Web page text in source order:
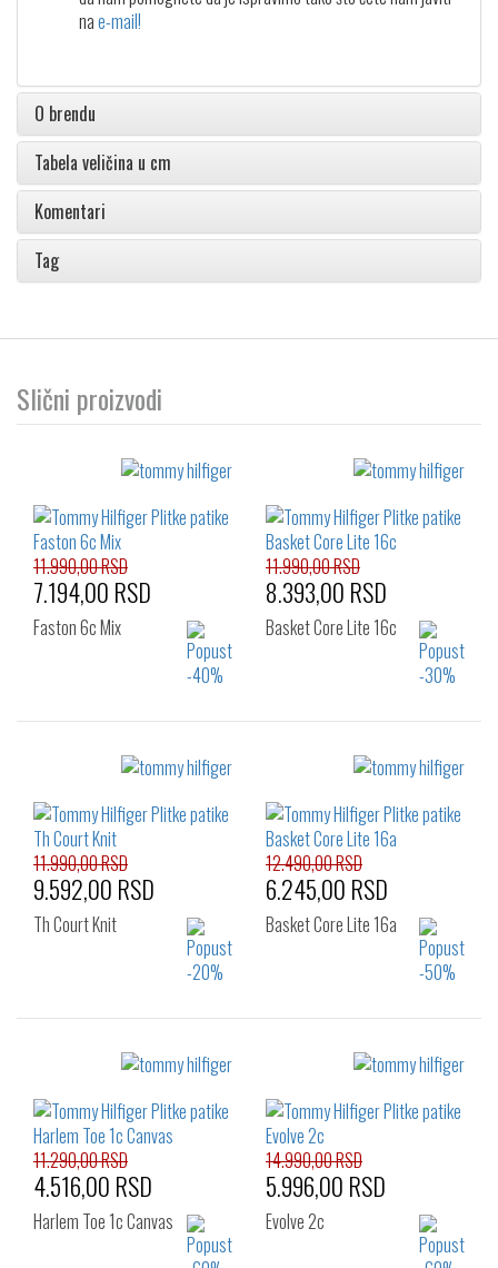
nae-mail!
O brendu
Tabela veličina u cm
Komentari
Tag
Slični proizvodi
Izaberi željeni broj:
44
45 46
11.990,00 RSD
7.194,00 RSD
Faston 6c Mix
Izaberi željeni broj:
45
46
11.990,00 RSD
8.393,00 RSD
Basket Core Lite 16c
Izaberi željeni broj:
43
44 45
11.990,00 RSD
9.592,00 RSD
Th Court Knit
Izaberi željeni broj:
44
45 46
12.490,00 RSD
6.245,00 RSD
Basket Core Lite 16a
11.290,00 RSD
4.516,00 RSD
Harlem Toe 1c Canvas
14.990,00 RSD
5.996,00 RSD
Evolve 2c